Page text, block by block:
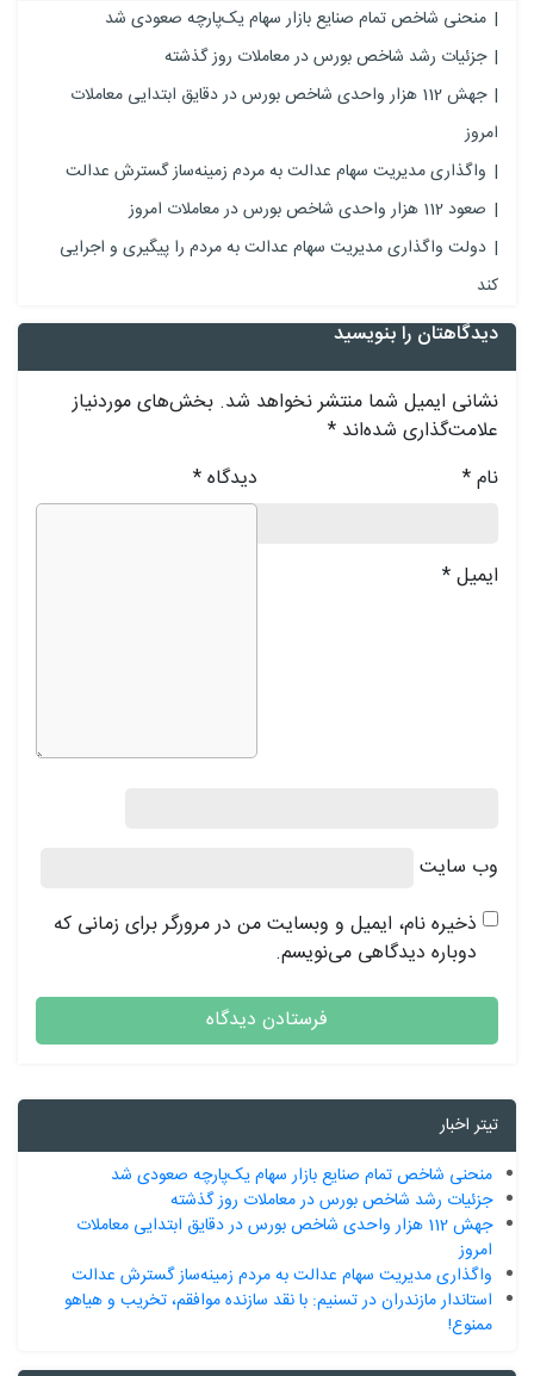
منحنی شاخص تمام صنایع بازار سهام یک‌پارچه صعودی شد
جزئیات رشد شاخص بورس در معاملات روز گذشته
جهش 112 هزار واحدی شاخص بورس در دقایق ابتدایی معاملات
امروز
واگذاری مدیریت سهام عدالت به مردم زمینه‌ساز گسترش عدالت
صعود 112 هزار واحدی شاخص بورس در معاملات امروز
دولت واگذاری مدیریت سهام عدالت به مردم را پیگیری و اجرایی
دیدگاهتان را بنویسید
نشانی ایمیل شما منتشر نخواهد شد.بخش‌های موردنیاز
علامت‌گذاری شده‌اند*
دیدگاه* نام*
ایمیل*
وب‌ سایت
ذخیره نام، ایمیل و وبسایت من در مرورگر برای زمانی که
دوباره دیدگاهی می‌نویسم.
تیتر اخبار
منحنی شاخص تمام صنایع بازار سهام یک‌پارچه صعودی شد
جزئیات رشد شاخص بورس در معاملات روز گذشته
جهش 112 هزار واحدی شاخص بورس در دقایق ابتدایی معاملات
امروز
واگذاری مدیریت سهام عدالت به مردم زمینه‌ساز گسترش عدالت
استاندار مازندران در تسنیم: با نقد سازنده موافقم، تخریب و هیاهو
ممنوع!